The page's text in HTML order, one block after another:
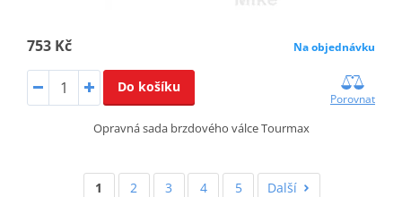
753 Kč Na objednávku
Do košíku
Porovnat
Opravná sada brzdového válce Tourmax
1 2 3 4 5 Další